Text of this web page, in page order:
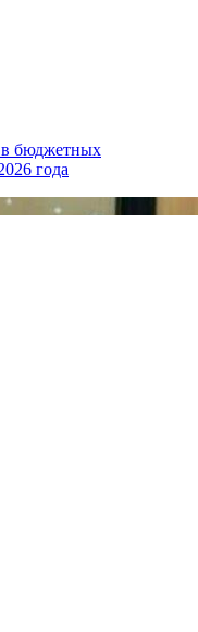
в бюджетных
года